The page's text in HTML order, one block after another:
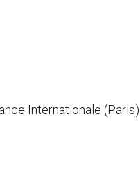
Internationale